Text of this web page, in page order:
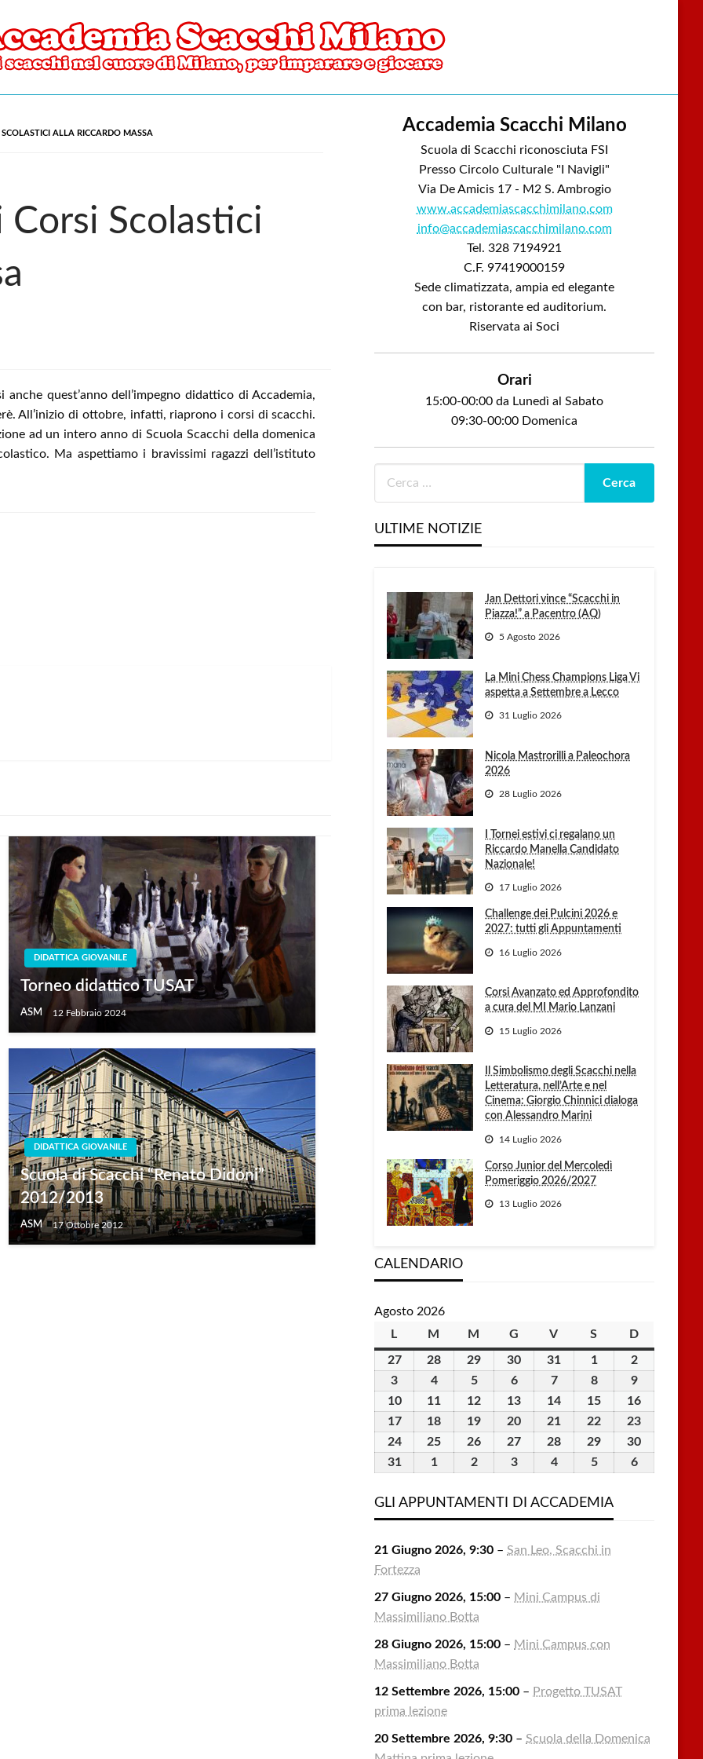
di Milano
ALLA RICCARDO MASSA
Scolastici
quest’anno dell’impegno didattico di Accademia,
All’inizio di ottobre, infatti, riaprono i corsi di scacchi.
ad un intero anno di Scuola Scacchi della domenica
Ma aspettiamo i bravissimi ragazzi dell’istituto
DIDATTICA GIOVANILE
Torneo didattico TUSAT
ASM 12 Febbraio 2024
DIDATTICA GIOVANILE
Scuola di Scacchi “Renato Didoni”
2012/2013
ASM 17 Ottobre 2012
Accademia Scacchi Milano
Scuola di Scacchi riconosciuta FSI
Presso Circolo Culturale "I Navigli"
Via De Amicis 17 - M2 S. Ambrogio
www.accademiascacchimilano.com
info@accademiascacchimilano.com
Tel. 328 7194921
C.F. 97419000159
Sede climatizzata, ampia ed elegante
con bar, ristorante ed auditorium.
Riservata ai Soci
Orari
15:00-00:00 da Lunedì al Sabato
09:30-00:00 Domenica
ULTIME NOTIZIE
Jan Dettori vince “Scacchi in
Piazza!” a Pacentro (AQ)
5 Agosto 2026
La Mini Chess Champions Liga Vi
aspetta a Settembre a Lecco
31 Luglio 2026
Nicola Mastrorilli a Paleochora
2026
28 Luglio 2026
I Tornei estivi ci regalano un
Riccardo Manella Candidato
Nazionale!
17 Luglio 2026
Challenge dei Pulcini 2026 e
2027: tutti gli Appuntamenti
16 Luglio 2026
Corsi Avanzato ed Approfondito
a cura del MI Mario Lanzani
15 Luglio 2026
Il Simbolismo degli Scacchi nella
Letteratura, nell’Arte e nel
Cinema: Giorgio Chinnici dialoga
con Alessandro Marini
14 Luglio 2026
Corso Junior del Mercoledì
Pomeriggio 2026/2027
13 Luglio 2026
CALENDARIO
Agosto 2026
L lunedìM martedì
M mercoledì
G giovedì
V venerdì
S sabatoDdomenica
2727
Luglio
2026
28
Luglio
2026
29
Luglio
2026
30
Luglio
2026
31
Luglio
2026
11
Agosto
2026
22
Agosto
2026
3
Agosto
2026
44
Agosto
2026
55
Agosto
2026
66
Agosto
2026
77
Agosto
2026
88
Agosto
2026
99
Agosto
2026
1010
Agosto
2026
11
Agosto
2026
12
Agosto
2026
13
Agosto
2026
14
Agosto
2026
15
Agosto
2026
16
1717
Agosto
18
Agosto
19
Agosto
20
Agosto
21
Agosto
22
Agosto
23
2424
Agosto
25
Agosto
26
Agosto
27
Agosto
28
Agosto
29
Agosto
30
3131
2026
11
2026
22
2026
33
2026
44
2026
55
2026
66
GLI APPUNTAMENTI DI ACCADEMIA
21 Giugno 2026, 9:30 –San Leo, Scacchi in
Fortezza
27 Giugno 2026, 15:00 – Mini Campus di
Massimiliano Botta
28 Giugno 2026, 15:00 – Mini Campus con
Massimiliano Botta
12 Settembre 2026, 15:00 – Progetto TUSAT
prima lezione
20 Settembre 2026, 9:30 –Scuola della Domenica